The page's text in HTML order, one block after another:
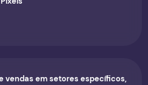
vendas em setores específicos,